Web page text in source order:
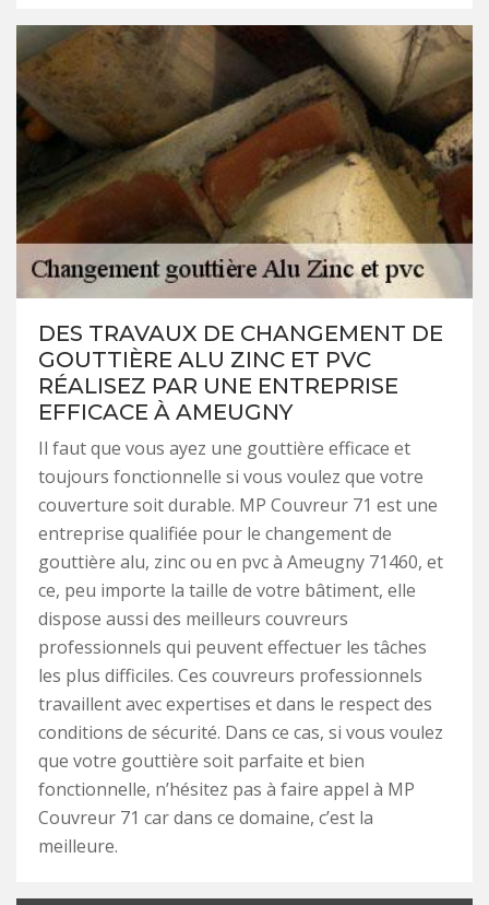
DES TRAVAUX DE CHANGEMENT DE
GOUTTIÈRE ALU ZINC ET PVC
RÉALISEZ PAR UNE ENTREPRISE
EFFICACE À AMEUGNY
Il faut que vous ayez une gouttière efficace et
toujours fonctionnelle si vous voulez que votre
couverture soit durable. MP Couvreur 71 est une
entreprise qualifiée pour le changement de
gouttière alu, zinc ou en pvc à Ameugny 71460, et
ce, peu importe la taille de votre bâtiment, elle
dispose aussi des meilleurs couvreurs
professionnels qui peuvent effectuer les tâches
les plus difficiles. Ces couvreurs professionnels
travaillent avec expertises et dans le respect des
conditions de sécurité. Dans ce cas, si vous voulez
que votre gouttière soit parfaite et bien
fonctionnelle, n’hésitez pas à faire appel à MP
Couvreur 71 car dans ce domaine, c’est la
meilleure.